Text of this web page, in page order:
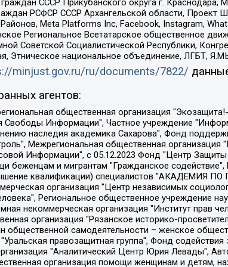
СССР Прикубанского округа г.
РСФСР СССР Архангельской области, Проект
Meta Platforms Inc, Facebook, Instagram,
Региональное Всетатарское общественное
Советской Социалистической Республики,
Этническое национальное объединение, ЛГБТ,
minjust.gov.ru/ru/documents/7822/
агентов:
центр по правам человека", Региональное общественное учреждение научно-информационный центр "МЕМОРИАЛ", Некоммерческая организация "Фонд защиты гласности", Автономная некоммерческая организация "Институт прав человека", Городская общественная организация "Екатеринбургское общество "МЕМОРИАЛ", Городская общественная организация "Рязанское историко-просветительское и правозащитное общество "Мемориал" (Рязанский Мемориал), Челябинский региональный орган общественной самодеятельности – женское общественное объединение "Женщины Евразии", Челябинский региональный орган общественной самодеятельности "Уральская правозащитная группа", Фонд содействия защите здоровья и социальной справедливости имени Андрея Рылькова, Автономная Некоммерческая Организация "Аналитический Центр Юрия Левады", Автономная некоммерческая организация социальной поддержки населения "Проект Апрель", Региональная общественная организация помощи женщинам и детям, находящимся в кризисной ситуации "Информационно-методический центр "Анна", Фонд содействия развитию массовых коммуникаций и правовому просвещению "Так-так-Так", Фонд содействия устойчивому развитию "Серебряная тайга", Свердловский региональный общественный фонд социальных проектов "Новое время", "Idel.Реалии", Кавказ.Реалии, Крым.Реалии, Телеканал Настоящее Время, Татаро-башкирская служба Радио Свобода (Azatliq Radiosi), Радио Свободная Европа/Радио Свобода (PCE/PC), "Сибирь.Реалии", "Фактограф", Благотворительный фонд помощи осужденным и их семьям, Автономная некоммерческая организация "Институт глобализации и социальных движений", Фонд "В защиту прав заключенных", Частное учреждение "Центр поддержки и содействия развитию средств массовой информации", Пензенский региональный общественный благотворительный фонд "Гражданский союз", "Север.Реалии", Некоммерческая организация Фонд "Правовая инициатива", Общество с ограниченной ответственностью "Радио Свободная Европа/Радио Свобода", Чешское информационное агентство "MEDIUM-ORIENT", Красноярская региональная общественная организация "Мы против СПИДа", Камалягин Денис Николаевич, Маркелов Сергей Евгеньевич, Пономарев Лев Александрович, Савицкая Людмила Алексеевна, Автономная некоммерческая организация "Центр по работе с проблемой насилия "НАСИЛИЮ.НЕТ", Межрегиональный профессиональный союз работников здравоохранения "Альянс врачей", Юридическое лицо, зарегистрированное в Латвийской Республике, SIA "Medusa Project" (регистрационный номер 40103797863, дата регистрации 10.06.2014), Некоммерческая организация "Фонд по борьбе с коррупцией", Автономная некоммерческая организация "Институт права и публичной политики", Баданин Роман Сергеевич, Гликин Максим Александрович, Железнова Мария Михайловна, Лукьянова Юлия Сергеевна, Маетная Елизавета Витальевна, Маняхин Петр Борисович, Чуракова Ольга Владимировна, Ярош Юлия Петровна, Юридическое лицо "The Insider SIA", зарегистрированное в Риге, Латвийская Республика (дата регистрации 26.06.2015), являющееся администратором доменного имени интернет-издания "The Insider SIA", https://theins.ru, Постернак Алексей Евгеньевич, Рубин Михаил Аркадьевич,